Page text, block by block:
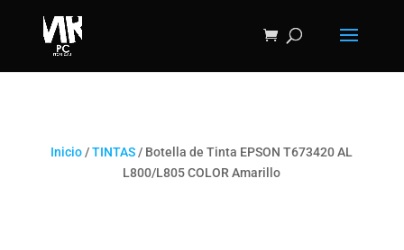
Inicio /TINTAS / Botella de Tinta EPSON T673420 AL
L800/L805 COLOR Amarillo